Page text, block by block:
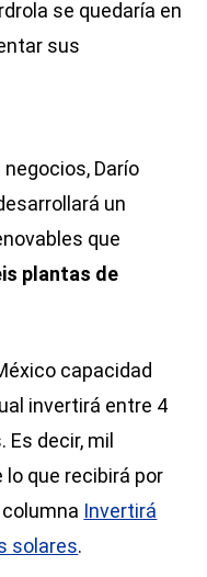
se quedaría en
sus
Darío
un
que
plantas de
capacidad
invertirá entre 4
Es decir, mil
que recibirá por
Invertirá
solares.